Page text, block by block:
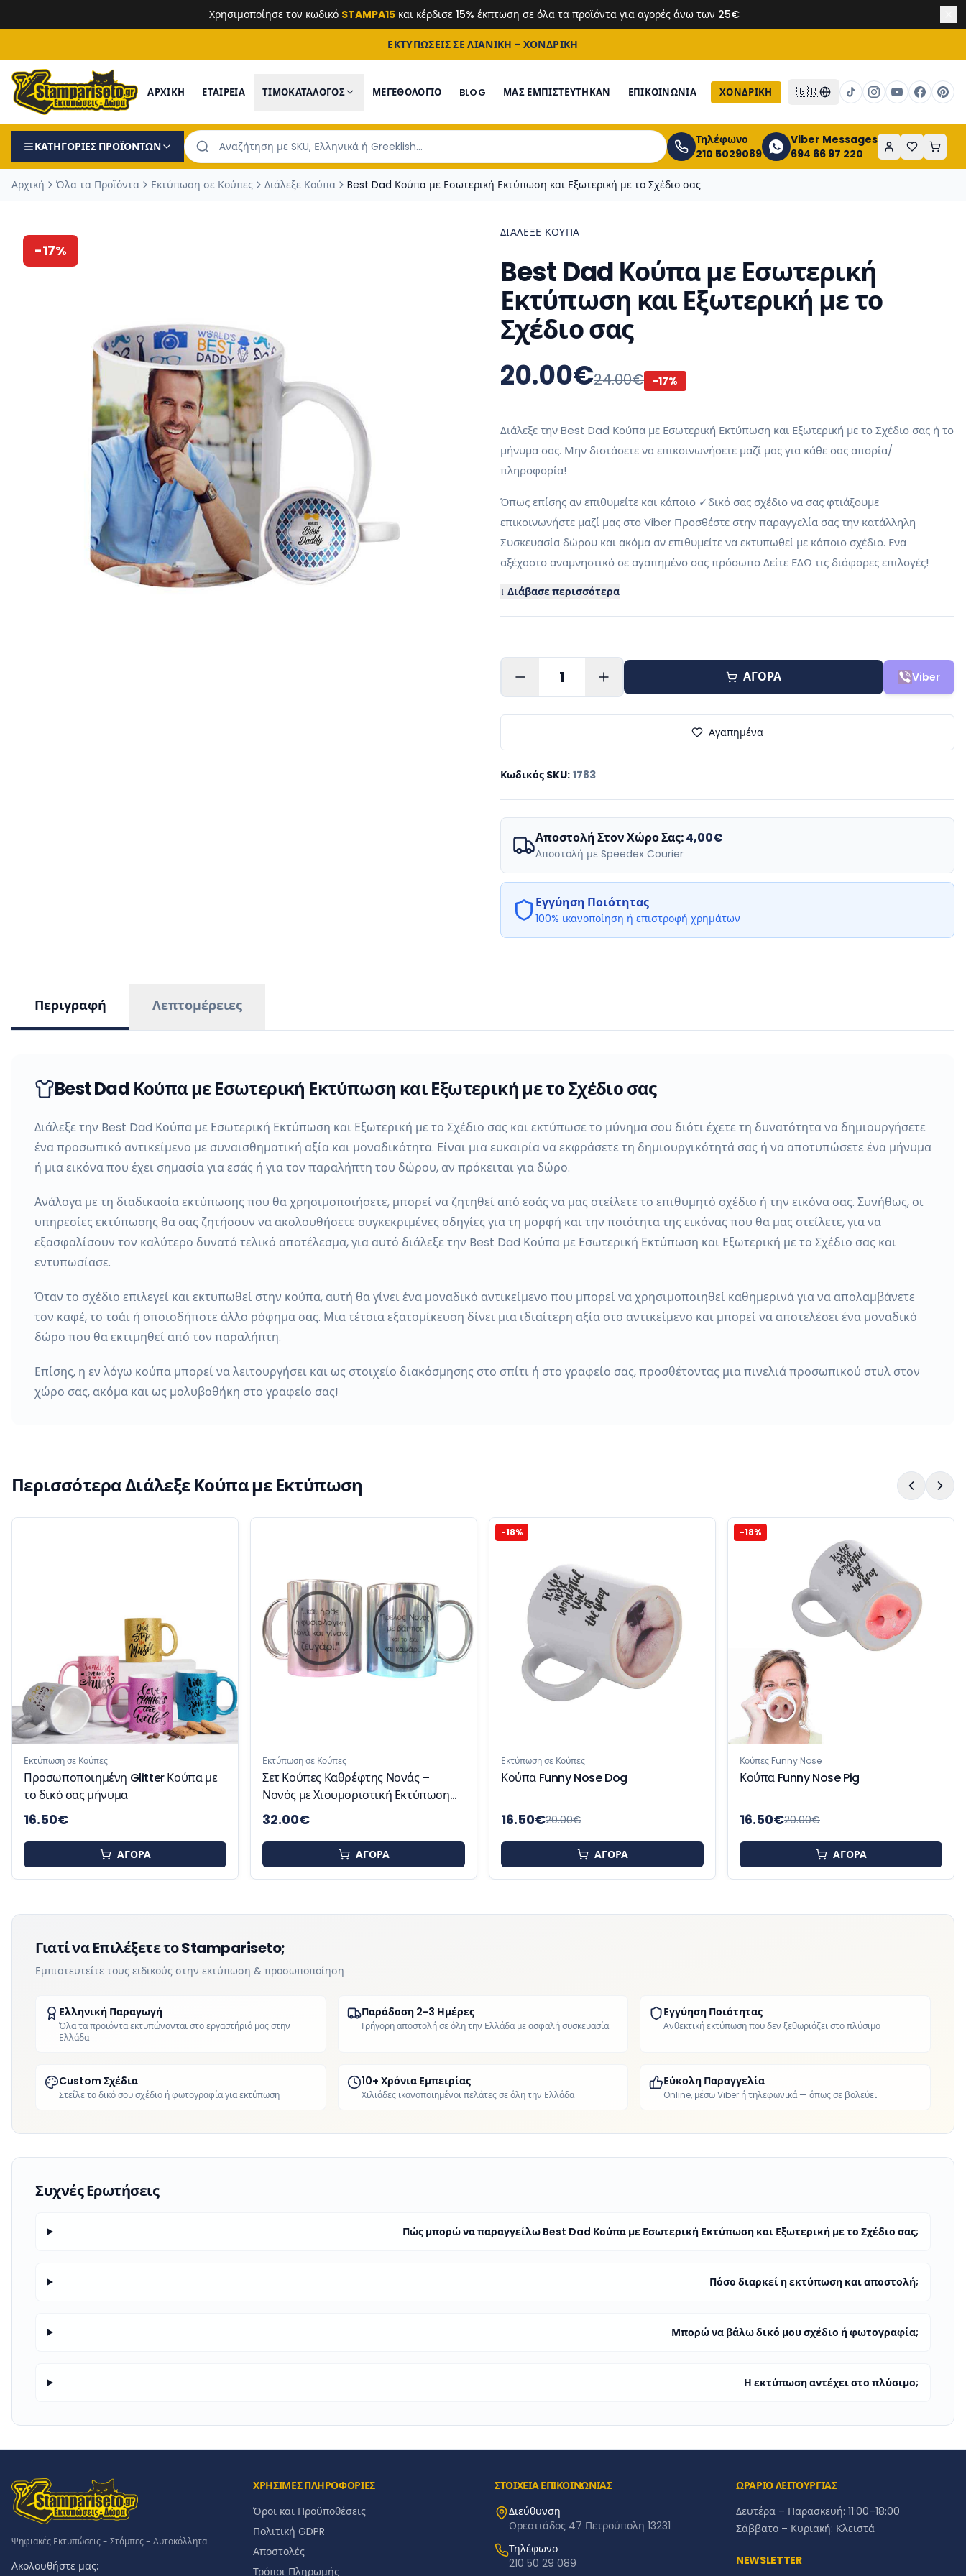
Χρησιμοποίησε τον κωδικό STAMPA15 και κέρδισε 15% έκπτωση σε όλα τα προϊόντα για αγορές άνω των 25€
ΕΚΤΥΠΩΣΕΙΣ ΣΕ ΛΙΑΝΙΚΗ - ΧΟΝΔΡΙΚΗ
ΑΡΧΙΚΗ ΕΤΑΙΡΕΙΑ ΤΙΜΟΚΑΤΑΛΟΓΟΣ ΜΕΓΕΘΟΛΟΓΙΟ BLOG ΜΑΣ ΕΜΠΙΣΤΕΎΤΗΚΑΝ ΕΠΙΚΟΙΝΩΝΙΑ ΧΟΝΔΡΙΚΉ 🇬🇷
ΚΑΤΗΓΟΡΙΕΣ ΠΡΟΪΟΝΤΩΝ
Τηλέφωνο
210 5029089
Viber Messages
694 66 97 220
Αρχική Όλα τα Προϊόντα Εκτύπωση σε Κούπες Διάλεξε Κούπα Best Dad Κούπα με Εσωτερική Εκτύπωση και Εξωτερική με το Σχέδιο σας
-17%
ΔΙΆΛΕΞΕ ΚΟΎΠΑ
Best Dad Κούπα με Εσωτερική
Εκτύπωση και Εξωτερική με το
Σχέδιο σας
20.00€24.00€ -17%
Διάλεξε την Best Dad Κούπα με Εσωτερική Εκτύπωση και Εξωτερική με το Σχέδιο σας ή το
μήνυμα σας. Μην διστάσετε να επικοινωνήσετε μαζί μας για κάθε σας απορία/
πληροφορία!
Όπως επίσης αν επιθυμείτε και κάποιο ✓δικό σας σχέδιο να σας φτιάξουμε
επικοινωνήστε μαζί μας στο Viber Προσθέστε στην παραγγελία σας την κατάλληλη
Συσκευασία δώρου και ακόμα αν επιθυμείτε να εκτυπωθεί με κάποιο σχέδιο. Ενα
αξέχαστο αναμνηστικό σε αγαπημένο σας πρόσωπο Δείτε ΕΔΩ τις διάφορες επιλογές!
↓ Διάβασε περισσότερα
1 ΑΓΟΡΑ Viber
Αγαπημένα
Κωδικός SKU: 1783
Αποστολή Στον Χώρο Σας:4,00€
Αποστολή με Speedex Courier
Εγγύηση Ποιότητας
100% ικανοποίηση ή επιστροφή χρημάτων
Περιγραφή Λεπτομέρειες
Best Dad Κούπα με Εσωτερική Εκτύπωση και Εξωτερική με το Σχέδιο σας
Διάλεξε την Best Dad Κούπα με Εσωτερική Εκτύπωση και Εξωτερική με το Σχέδιο σας και εκτύπωσε το μύνημα σου διότι έχετε τη δυνατότητα να δημιουργήσετε
ένα προσωπικό αντικείμενο με συναισθηματική αξία και μοναδικότητα. Είναι μια ευκαιρία να εκφράσετε τη δημιουργικότητά σας ή να αποτυπώσετε ένα μήνυμα
ή μια εικόνα που έχει σημασία για εσάς ή για τον παραλήπτη του δώρου, αν πρόκειται για δώρο.
Ανάλογα με τη διαδικασία εκτύπωσης που θα χρησιμοποιήσετε, μπορεί να ζητηθεί από εσάς να μας στείλετε το επιθυμητό σχέδιο ή την εικόνα σας. Συνήθως, οι
υπηρεσίες εκτύπωσης θα σας ζητήσουν να ακολουθήσετε συγκεκριμένες οδηγίες για τη μορφή και την ποιότητα της εικόνας που θα μας στείλετε, για να
εξασφαλίσουν τον καλύτερο δυνατό τελικό αποτέλεσμα, για αυτό διάλεξε την Best Dad Κούπα με Εσωτερική Εκτύπωση και Εξωτερική με το Σχέδιο σας και
εντυπωσίασε.
Όταν το σχέδιο επιλεγεί και εκτυπωθεί στην κούπα, αυτή θα γίνει ένα μοναδικό αντικείμενο που μπορεί να χρησιμοποιηθεί καθημερινά για να απολαμβάνετε
τον καφέ, το τσάι ή οποιοδήποτε άλλο ρόφημα σας. Μια τέτοια εξατομίκευση δίνει μια ιδιαίτερη αξία στο αντικείμενο και μπορεί να αποτελέσει ένα μοναδικό
δώρο που θα εκτιμηθεί από τον παραλήπτη.
Επίσης, η εν λόγω κούπα μπορεί να λειτουργήσει και ως στοιχείο διακόσμησης στο σπίτι ή στο γραφείο σας, προσθέτοντας μια πινελιά προσωπικού στυλ στον
χώρο σας, ακόμα και ως μολυβοθήκη στο γραφείο σας!
Περισσότερα Διάλεξε Κούπα με Εκτύπωση
Εκτύπωση σε Κούπες
Σετ Κούπες Καθρέφτης Νονάς –
Νονός με Χιουμοριστική Εκτύπωση
Δώρο για Βάπτιση
32.00€
ΑΓΟΡΑ
Εκτύπωση σε Κούπες
Κούπα Funny Nose Dog
16.50€20.00
ΑΓΟΡΑ
-18%
Κούπες Funny Nose
Κούπα Funny Nose Pig
16.50€20.00€
ΑΓΟΡΑ
-38%
Διάλεξε Κούπα
X trail Nissan Κούπα
7.50€12.00€
ΑΓΟΡΑ
Γιατί να Επιλέξετε το Stampariseto;
Εμπιστευτείτε τους ειδικούς στην εκτύπωση & προσωποποίηση
Ελληνική Παραγωγή
Όλα τα προϊόντα εκτυπώνονται στο εργαστήριό μας στην
Ελλάδα
Παράδοση 2-3 Ημέρες
Γρήγορη αποστολή σε όλη την Ελλάδα με ασφαλή συσκευασία
Εγγύηση Ποιότητας
Ανθεκτική εκτύπωση που δεν ξεθωριάζει στο πλύσιμο
Custom Σχέδια
Στείλε το δικό σου σχέδιο ή φωτογραφία για εκτύπωση
10+ Χρόνια Εμπειρίας
Χιλιάδες ικανοποιημένοι πελάτες σε όλη την Ελλάδα
Εύκολη Παραγγελία
Online, μέσω Viber ή τηλεφωνικά — όπως σε βολεύει
Συχνές Ερωτήσεις
Πώς μπορώ να παραγγείλω Best Dad Κούπα με Εσωτερική Εκτύπωση και Εξωτερική με το Σχέδιο σας;
Πόσο διαρκεί η εκτύπωση και αποστολή;
Μπορώ να βάλω δικό μου σχέδιο ή φωτογραφία;
Η εκτύπωση αντέχει στο πλύσιμο;
Ψηφιακές Εκτυπώσεις - Στάμπες - Αυτοκόλλητα
Ακολουθήστε μας:
ΧΡΗΣΙΜΕΣ ΠΛΗΡΟΦΟΡΙΕΣ
Όροι και Προϋποθέσεις
Πολιτική GDPR
Αποστολές
Τρόποι Πληρωμής
ΣΤΟΙΧΕΙΑ ΕΠΙΚΟΙΝΩΝΙΑΣ
Διεύθυνση
Ορεστιάδος 47 Πετρούπολη 13231
Τηλέφωνο
210 50 29 089
ΩΡΑΡΙΟ ΛΕΙΤΟΥΡΓΙΑΣ
Δευτέρα – Παρασκευή: 11:00–18:00
Σάββατο – Κυριακή: Κλειστά
NEWSLETTER